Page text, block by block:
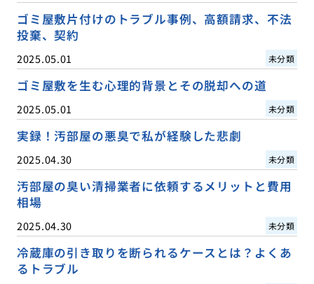
ゴミ屋敷片付けのトラブル事例、高額請求、不法
投棄、契約
2025.05.01 未分類
ゴミ屋敷を生む心理的背景とその脱却への道
2025.05.01 未分類
実録！汚部屋の悪臭で私が経験した悲劇
2025.04.30 未分類
汚部屋の臭い清掃業者に依頼するメリットと費用
相場
2025.04.30 未分類
冷蔵庫の引き取りを断られるケースとは？よくあ
るトラブル